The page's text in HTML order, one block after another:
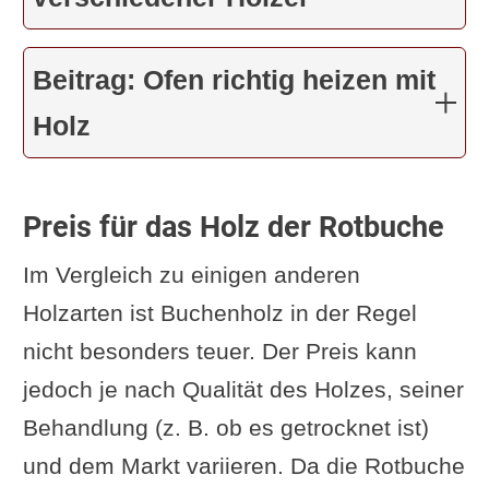
Beitrag: Ofen richtig heizen mit
Holz
Preis für das Holz der Rotbuche
Im Vergleich zu einigen anderen
Holzarten ist Buchenholz in der Regel
nicht besonders teuer. Der Preis kann
jedoch je nach Qualität des Holzes, seiner
Behandlung (z. B. ob es getrocknet ist)
und dem Markt variieren. Da die Rotbuche